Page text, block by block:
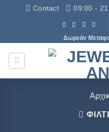
ΜετάβασηContact 09:00 -
Δωρεάν